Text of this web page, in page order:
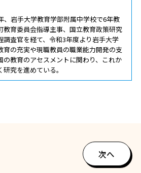
、岩手大学教育学部附属中学校で6年教
教育委員会指導主事、国立教育政策研究
調査官を経て、令和3年度より岩手大学
育の充実や現職教員の職業能力開発の支
の教育のアセスメントに関わり、これか
究を進めている。
次へ